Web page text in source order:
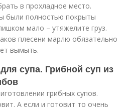
в прохладное место.
были полностью покрыты
мало – утяжелите груз.
плесени марлю обязательно
вымыть.
супа. Грибной суп из
грибных супов.
А если и готовит то очень